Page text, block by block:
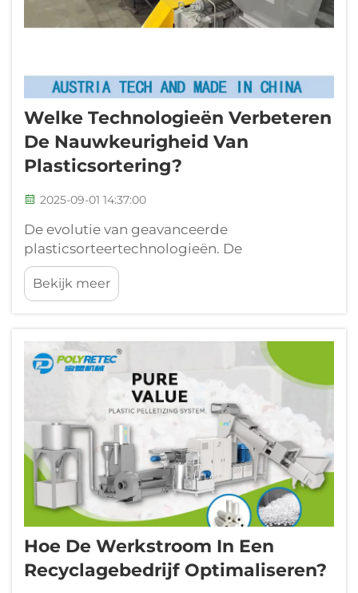
Welke Technologieën Verbeteren
De Nauwkeurigheid Van
Plasticsortering?
2025-09-01 14:37:00
De evolutie van geavanceerde
plasticsorteertechnologieën. De
recyclingindustrie heeft de afgelopen jaren
een opmerkelijke transformatie
doorgemaakt, gedreven door innovatieve
plasticsortering verbeteren. Naarmate het
wereldwijde plasticafval blijft toenemen...
Bekijk meer
Hoe De Werkstroom In Een
Recyclagebedrijf Optimaliseren?